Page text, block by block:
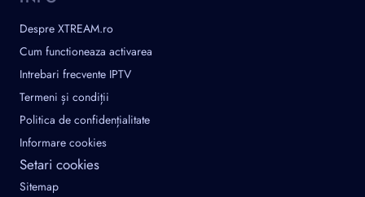
Despre XTREAM.ro
Cum functioneaza activarea
Intrebari frecvente IPTV
Termeni și condiții
Politica de confidențialitate
Informare cookies
Setari cookies
Sitemap